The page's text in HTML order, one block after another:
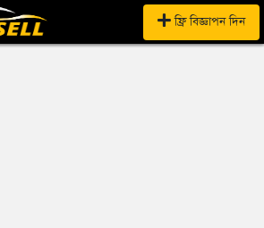
ফ্রি বিজ্ঞাপন দিন